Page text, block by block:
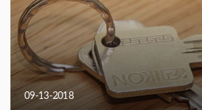
09-13-2018